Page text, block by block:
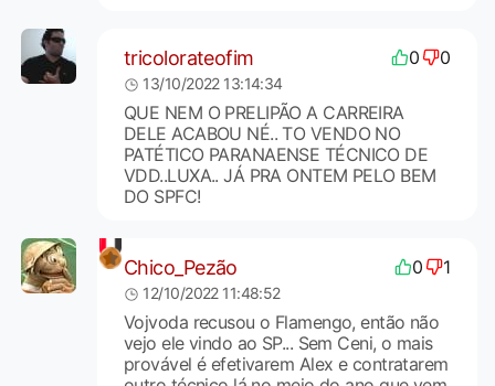
tricolorateofim 0 0
13/10/2022 13:14:34
QUE NEM O PRELIPÃO A CARREIRA
DELE ACABOU NÉ.. TO VENDO NO
PATÉTICO PARANAENSE TÉCNICO DE
VDD..LUXA.. JÁ PRA ONTEM PELO BEM
DO SPFC!
Chico_Pezão 0 1
12/10/2022 11:48:52
Vojvoda recusou o Flamengo, então não
vejo ele vindo ao SP... Sem Ceni, o mais
provável é efetivarem Alex e contratarem